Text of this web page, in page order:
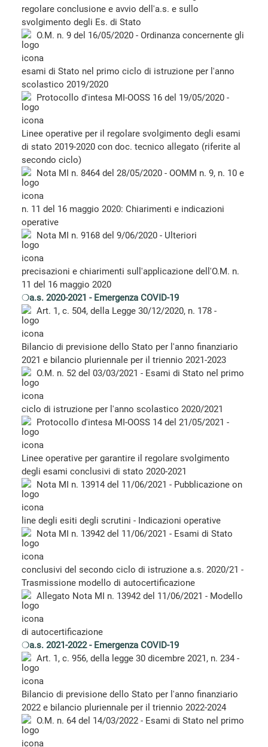
regolare conclusione e avvio dell'a.s. e sullo
svolgimento degli Es. di Stato
O.M. n. 9 del 16/05/2020 - Ordinanza concernente gli
esami di Stato nel primo ciclo di istruzione per l'anno
scolastico 2019/2020
Protocollo d'intesa MI-OOSS 16 del 19/05/2020 -
Linee operative per il regolare svolgimento degli esami
di stato 2019-2020 con doc. tecnico allegato (riferite al
secondo ciclo)
Nota MI n. 8464 del 28/05/2020 - OOMM n. 9, n. 10 e
n. 11 del 16 maggio 2020: Chiarimenti e indicazioni
operative
Nota MI n. 9168 del 9/06/2020 - Ulteriori
precisazioni e chiarimenti sull'applicazione dell'O.M. n.
11 del 16 maggio 2020
❍a.s. 2020-2021 - Emergenza COVID-19
Art. 1, c. 504, della Legge 30/12/2020, n. 178 -
Bilancio di previsione dello Stato per l'anno finanziario
2021 e bilancio pluriennale per il triennio 2021-2023
O.M. n. 52 del 03/03/2021 - Esami di Stato nel primo
ciclo di istruzione per l'anno scolastico 2020/2021
Protocollo d'intesa MI-OOSS 14 del 21/05/2021 -
Linee operative per garantire il regolare svolgimento
degli esami conclusivi di stato 2020-2021
Nota MI n. 13914 del 11/06/2021 - Pubblicazione on
line degli esiti degli scrutini - Indicazioni operative
Nota MI n. 13942 del 11/06/2021 - Esami di Stato
conclusivi del secondo ciclo di istruzione a.s. 2020/21 -
Trasmissione modello di autocertificazione
Allegato Nota MI n. 13942 del 11/06/2021 - Modello
di autocertificazione
❍a.s. 2021-2022 - Emergenza COVID-19
Art. 1, c. 956, della legge 30 dicembre 2021, n. 234 -
Bilancio di previsione dello Stato per l'anno finanziario
2022 e bilancio pluriennale per il triennio 2022-2024
O.M. n. 64 del 14/03/2022 - Esami di Stato nel primo